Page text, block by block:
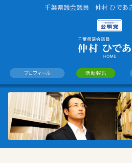
千葉県議会議員 仲村 ひであ